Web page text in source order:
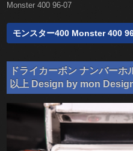
Monster 400 96-07
モンスター400 Monster 400
ドライカーボン ナンバー
以上 Design by mon